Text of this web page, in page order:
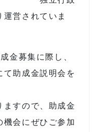
営されていま
金募集に際し、
て助成金説明会を
ますので、助成金
会にぜひご参加